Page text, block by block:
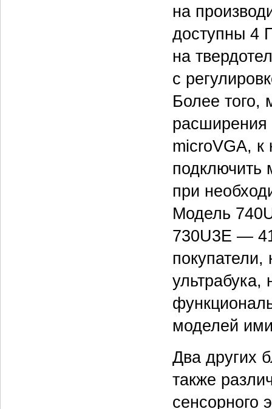
на
доступны 4
на
с
Более
microVGA, к
подключить
при
Модель
730U3E —
ультрабука,
моделей
Два других
также
сенсорного